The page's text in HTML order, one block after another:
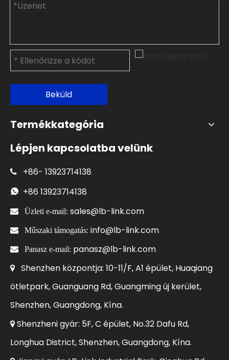
Beküld
Termékkategória
Lépjen kapcsolatba velünk
 +86- 13923714138
 +86 13923714138
 Üzleti e-mail: sales@lb-link.com
 Műszaki támogatás: info@lb-link.com
 Panasz e-mail: panasz@lb-link.com
 Shenzhen központja: 10-11/F, A1 épület, Huaqiang
ötletpark, Guanguang Rd, Guangming új kerület,
Shenzhen, Guangdong, Kína.
 Shenzheni gyár: 5F, C épület, No.32 Dafu Rd,
Longhua District, Shenzhen, Guangdong, Kína.